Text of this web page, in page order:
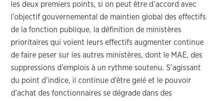
les deux premiers points, si on peut être d’accord avec
l’objectif gouvernemental de maintien global des effectifs
de la fonction publique, la définition de ministères
prioritaires qui voient leurs effectifs augmenter continue
de faire peser sur les autres ministères, dont le MAE, des
suppressions d’emplois à un rythme soutenu. S’agissant
du point d’indice, il continue d’être gelé et le pouvoir
d’achat des fonctionnaires se dégrade dans des